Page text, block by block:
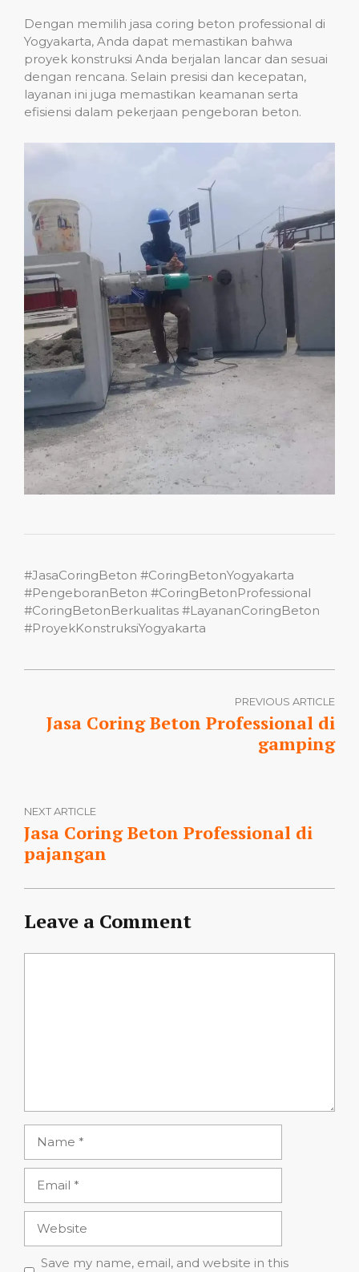
Dengan memilih jasa coring beton professional di
Yogyakarta, Anda dapat memastikan bahwa
proyek konstruksi Anda berjalan lancar dan sesuai
dengan rencana. Selain presisi dan kecepatan,
layanan ini juga memastikan keamanan serta
efisiensi dalam pekerjaan pengeboran beton.
#JasaCoringBeton #CoringBetonYogyakarta
#PengeboranBeton #CoringBetonProfessional
#CoringBetonBerkualitas #LayananCoringBeton
#ProyekKonstruksiYogyakarta
PREVIOUS ARTICLE
Jasa Coring Beton Professional di
gamping
NEXT ARTICLE
Jasa Coring Beton Professional di
pajangan
Leave a Comment
Save my name, email, and website in this